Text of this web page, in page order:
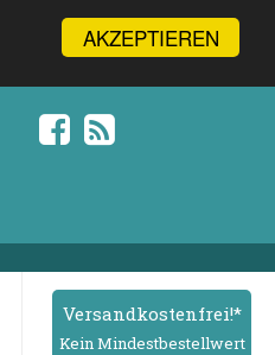
AKZEPTIEREN
Versand­kostenfrei!*
Kein Mindest­bestell­wert